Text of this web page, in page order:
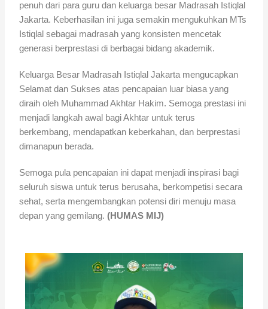
penuh dari para guru dan keluarga besar Madrasah Istiqlal
Jakarta. Keberhasilan ini juga semakin mengukuhkan MTs
Istiqlal sebagai madrasah yang konsisten mencetak
generasi berprestasi di berbagai bidang akademik.
Keluarga Besar Madrasah Istiqlal Jakarta mengucapkan
Selamat dan Sukses atas pencapaian luar biasa yang
diraih oleh Muhammad Akhtar Hakim. Semoga prestasi ini
menjadi langkah awal bagi Akhtar untuk terus
berkembang, mendapatkan keberkahan, dan berprestasi
dimanapun berada.
Semoga pula pencapaian ini dapat menjadi inspirasi bagi
seluruh siswa untuk terus berusaha, berkompetisi secara
sehat, serta mengembangkan potensi diri menuju masa
depan yang gemilang.(HUMAS MIJ)